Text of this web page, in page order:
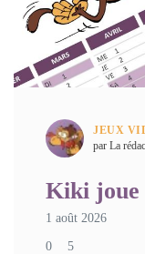
JEUX
par La
Kiki joue
1 août 2026
0 5